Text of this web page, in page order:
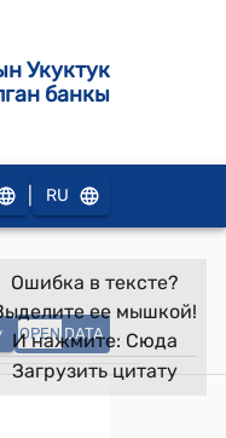
Укуктук
банкы
RU
OPEN DATA
Ошибка в тексте?
ее мышкой!
И нажмите: Сюда
Загрузить цитату